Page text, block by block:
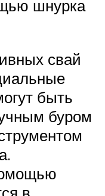
шнурка
свай
быть
буром